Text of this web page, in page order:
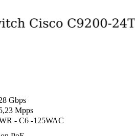
Gbps
Mpps
- C6 -125WAC